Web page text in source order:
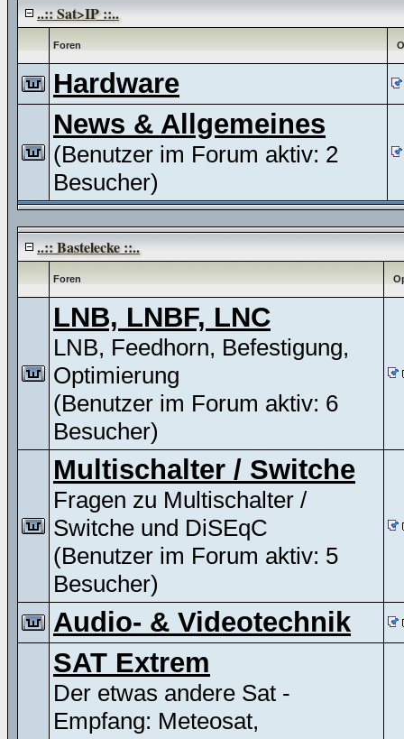
..:: Sat>IP ::..
Foren
Hardware
News & Allgemeines
(Benutzer im Forum aktiv: 2
Besucher)
..:: Bastelecke ::..
Foren
LNB, LNBF, LNC
LNB, Feedhorn, Befestigung,
Optimierung
(Benutzer im Forum aktiv: 6
Besucher)
Multischalter / Switche
Fragen zu Multischalter /
Switche und DiSEqC
(Benutzer im Forum aktiv: 5
Besucher)
Audio- & Videotechnik
SAT Extrem
Der etwas andere Sat -
Empfang: Meteosat,